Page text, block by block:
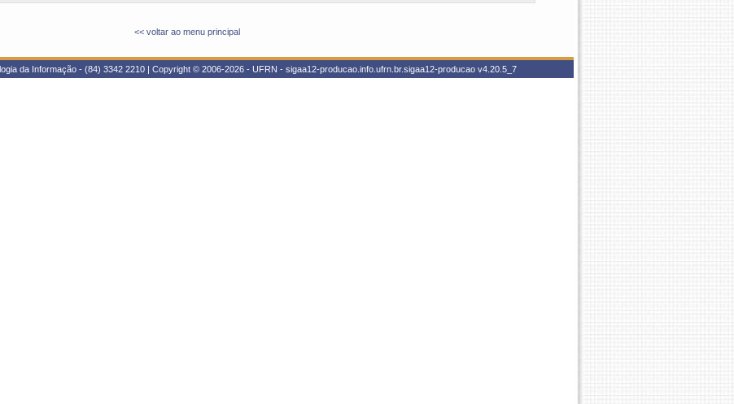
<< voltar ao menu principal
da Informação - (84) 3342 2210 | Copyright © 2006-2026 - UFRN - sigaa12-producao.info.ufrn.br.sigaa12-producao v4.20.5_7